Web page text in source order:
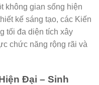
không gian sống hiện
kế sáng tạo, các Kiến
tối đa diện tích xây
chức năng rộng rãi và
Đại – Sinh